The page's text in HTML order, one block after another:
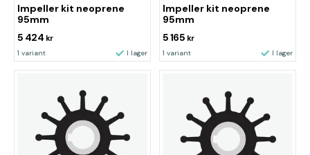
Impeller kit neoprene
95mm
5 424 kr
1 variant I lager
Impeller kit neoprene
95mm
5 165 kr
1 variant I lager